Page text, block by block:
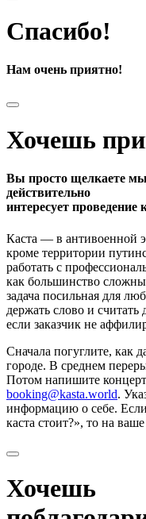
Спасибо!
Нам очень приятно!
Хочешь
Вы просто щелкаете
действительно
интересует проведение
Каста — в антивоенной
кроме территории
работать с
как большинство
задача посильная для
держать слово и
если заказчик не
Сначала погуглите, как
городе. В среднем
Потом напишите
booking@kasta.world.
информацию о себе.
каста стоит?», то на
Хочешь